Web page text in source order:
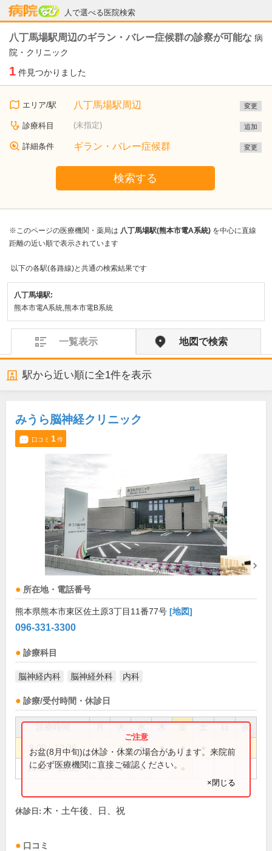
人で選べる医院検索
病院なび
八丁馬場駅周辺のギラン・バレー症候群の診察が可能な 病
院・クリニック
1 件見つかりました
エリア/駅 八丁馬場駅周辺 変更
診療科目 (未指定) 追加
詳細条件 ギラン・バレー症候群 変更
検索する
※このページの医療機関・薬局は 八丁馬場駅(熊本市電A系統) を中心に直線
距離の近い順で表示されています
以下の各駅(各路線)と共通の検索結果です
八丁馬場駅:
熊本市電A系統,熊本市電B系統
一覧表示 地図で検索
駅から近い順に全1件を表示
みうら脳神経クリニック
口コミ 1件
所在地・電話番号
熊本県熊本市東区佐土原3丁目11番77号 [地図]
096-331-3300
診療科目
脳神経内科 脳神経外科 内科
診療/受付時間・休診日
祝
9:00～12:30 ● ● ● ● ●
14:00～18:00 ● ● ●
お盆(8月中旬)は休診・休業の場合があります。来院前
に必ず医療機関に直接ご確認ください。
×閉じる
休診日: 木・土午後、日、祝
口コミ